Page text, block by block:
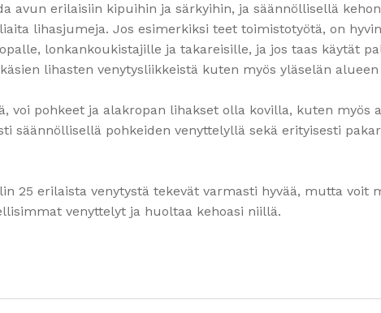
avun erilaisiin kipuihin ja särkyihin, ja säännöllisellä
lihasjumeja. Jos esimerkiksi teet toimistotyötä, on
lonkankoukistajille ja takareisille, ja jos taas käytät
lihasten venytysliikkeistä kuten myös yläselän alueen
voi pohkeet ja alakropan lihakset olla kovilla, kuten myös
säännöllisellä pohkeiden venyttelyllä sekä erityisesti
25 erilaista venytystä tekevät varmasti hyvää, mutta voit
venyttelyt ja huoltaa kehoasi niillä.